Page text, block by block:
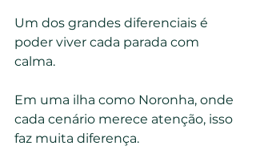
Um dos grandes diferenciais é
poder viver cada parada com
calma.
Em uma ilha como Noronha, onde
cada cenário merece atenção, isso
faz muita diferença.